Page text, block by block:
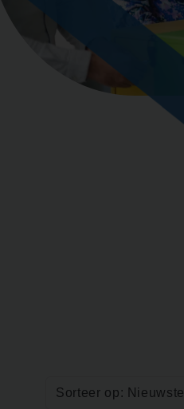
Sorteer op: Nieuwste